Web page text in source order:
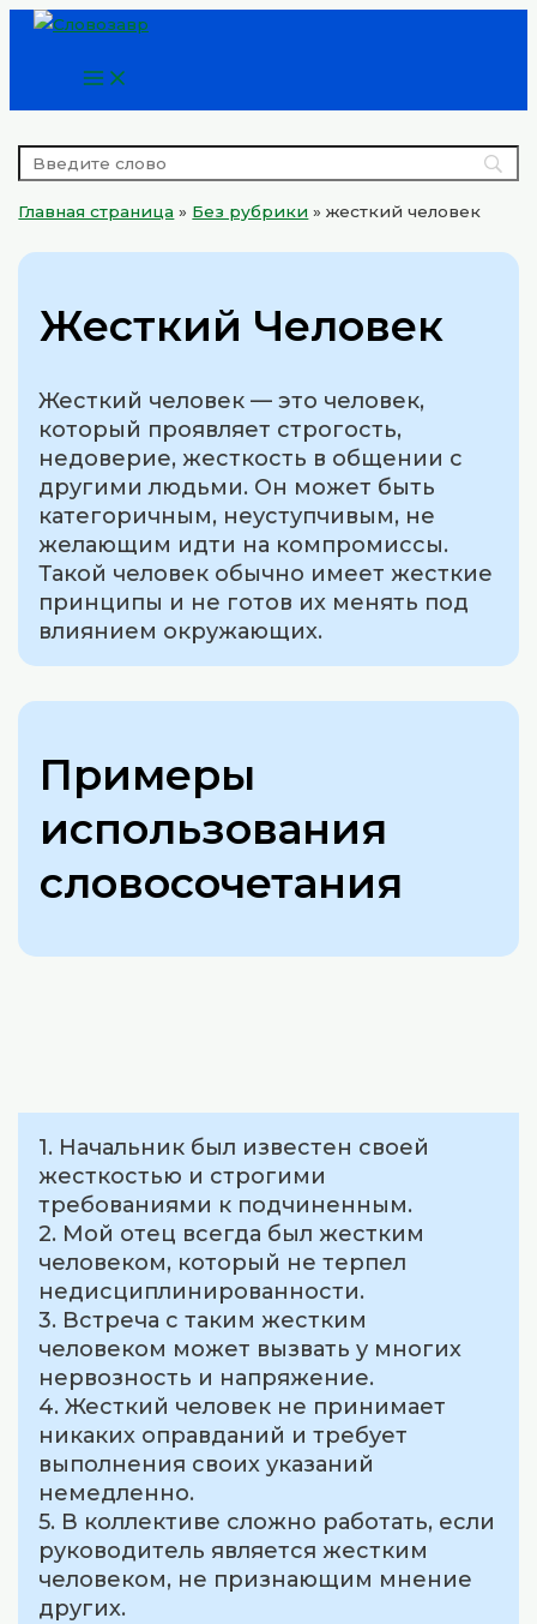
Перейти
содержимому
Main
Menu
Главная страница » Без рубрики »жесткий человек
Жесткий Человек
Жесткий человек — это человек,
который проявляет строгость,
недоверие, жесткость в общении с
другими людьми. Он может быть
категоричным, неуступчивым, не
желающим идти на компромиссы.
Такой человек обычно имеет жесткие
принципы и не готов их менять под
влиянием окружающих.
Примеры
использования
словосочетания
1. Начальник был известен своей
жесткостью и строгими
требованиями к подчиненным.
2. Мой отец всегда был жестким
человеком, который не терпел
недисциплинированности.
3. Встреча с таким жестким
человеком может вызвать у многих
нервозность и напряжение.
4. Жесткий человек не принимает
никаких оправданий и требует
выполнения своих указаний
немедленно.
5. В коллективе сложно работать, если
руководитель является жестким
человеком, не признающим мнение
других.